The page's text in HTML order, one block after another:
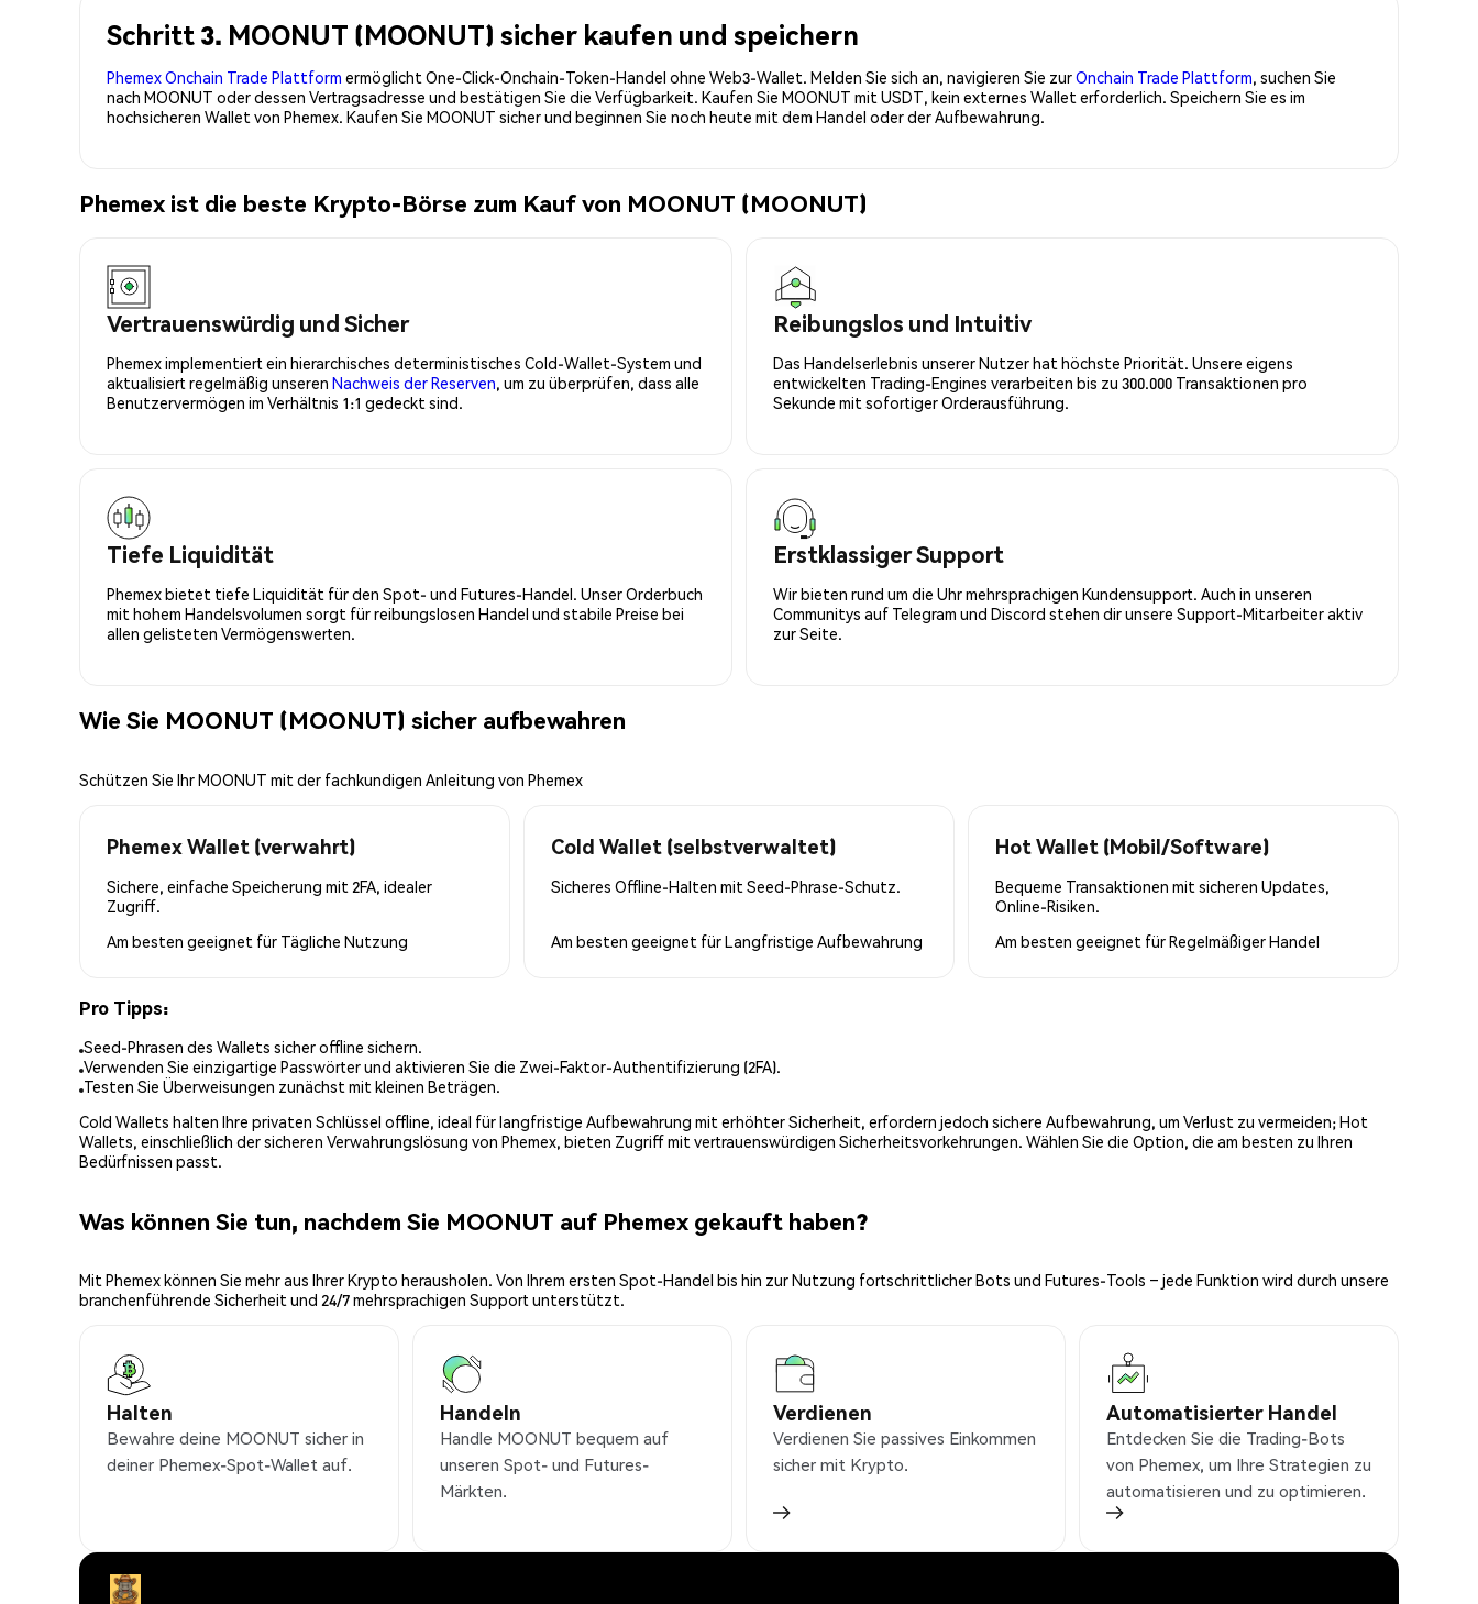
Schritt 3. MOONUT (MOONUT) sicher kaufen und speichern
Phemex Onchain Trade Plattform ermöglicht One-Click-Onchain-Token-Handel ohne Web3-Wallet. Melden Sie sich an, navigieren Sie zurOnchain Trade Plattform, suchen Sie
nach MOONUT oder dessen Vertragsadresse und bestätigen Sie die Verfügbarkeit. Kaufen Sie MOONUT mit USDT, kein externes Wallet erforderlich. Speichern Sie es im
hochsicheren Wallet von Phemex. Kaufen Sie MOONUT sicher und beginnen Sie noch heute mit dem Handel oder der Aufbewahrung.
Phemex ist die beste Krypto-Börse zum Kauf von MOONUT (MOONUT)
Vertrauenswürdig und Sicher
Phemex implementiert ein hierarchisches deterministisches Cold-Wallet-System und
aktualisiert regelmäßig unseren Nachweis der Reserven, um zu überprüfen, dass alle
Benutzervermögen im Verhältnis 1:1 gedeckt sind.
Reibungslos und Intuitiv
Das Handelserlebnis unserer Nutzer hat höchste Priorität. Unsere eigens
entwickelten Trading-Engines verarbeiten bis zu 300.000 Transaktionen pro
Sekunde mit sofortiger Orderausführung.
Tiefe Liquidität
Phemex bietet tiefe Liquidität für den Spot- und Futures-Handel. Unser Orderbuch
mit hohem Handelsvolumen sorgt für reibungslosen Handel und stabile Preise bei
allen gelisteten Vermögenswerten.
Erstklassiger Support
Wir bieten rund um die Uhr mehrsprachigen Kundensupport. Auch in unseren
Communitys auf Telegram und Discord stehen dir unsere Support-Mitarbeiter aktiv
zur Seite.
Wie Sie MOONUT (MOONUT) sicher aufbewahren
Schützen Sie Ihr MOONUT mit der fachkundigen Anleitung von Phemex
Phemex Wallet (verwahrt)
Sichere, einfache Speicherung mit 2FA, idealer
Zugriff.
Am besten geeignet für Tägliche Nutzung
Cold Wallet (selbstverwaltet)
Sicheres Offline-Halten mit Seed-Phrase-Schutz.
Am besten geeignet fürLangfristige Aufbewahrung
Hot Wallet (Mobil/Software)
Bequeme Transaktionen mit sicheren Updates,
Online-Risiken.
Am besten geeignet fürRegelmäßiger Handel
Pro Tipps:
Seed-Phrasen des Wallets sicher offline sichern.
Verwenden Sie einzigartige Passwörter und aktivieren Sie die Zwei-Faktor-Authentifizierung (2FA).
Testen Sie Überweisungen zunächst mit kleinen Beträgen.
Cold Wallets halten Ihre privaten Schlüssel offline, ideal für langfristige Aufbewahrung mit erhöhter Sicherheit, erfordern jedoch sichere Aufbewahrung, um Verlust zu vermeiden; Hot
Wallets, einschließlich der sicheren Verwahrungslösung von Phemex, bieten Zugriff mit vertrauenswürdigen Sicherheitsvorkehrungen. Wählen Sie die Option, die am besten zu Ihren
Bedürfnissen passt.
Was können Sie tun, nachdem Sie MOONUT auf Phemex gekauft haben?
Mit Phemex können Sie mehr aus Ihrer Krypto herausholen. Von Ihrem ersten Spot-Handel bis hin zur Nutzung fortschrittlicher Bots und Futures-Tools – jede Funktion wird durch unsere
branchenführende Sicherheit und 24/7 mehrsprachigen Support unterstützt.
Halten
Bewahre deine MOONUT sicher in
deiner Phemex-Spot-Wallet auf.
Handeln
Handle MOONUT bequem auf
unseren Spot- und Futures-
Märkten.
Verdienen
Verdienen Sie passives Einkommen
sicher mit Krypto.
Automatisierter Handel
Entdecken Sie die Trading-Bots
von Phemex, um Ihre Strategien zu
automatisieren und zu optimieren.